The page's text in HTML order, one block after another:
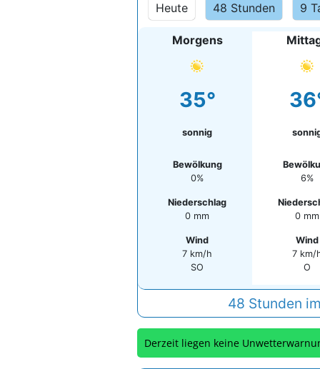
Heute 48 Stunden 9
Morgens
35°
sonnig
Bewölkung
0%
Niederschlag
0 mm
Wind
7 km/h
SO
6%
0 mm
Wind
7 km/
O
48 Stunden
Derzeit liegen keine